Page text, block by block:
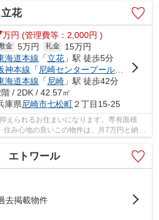
花
万円 (管理費等：2,000円 )
金 5万円 礼金
15万円
海道本線 「立花 」駅 徒歩5分
神本線 「 尼崎センタープール前
」駅 徒
海道本線 「 尼崎 」駅 徒歩42分
階 / 2DK / 42.57㎡
庫県尼崎市七松町２丁目15-25
えられるお住まいになります。専有面積
み心地の良いこの物件は、月7万円と納得
エトワール
去掲載物件